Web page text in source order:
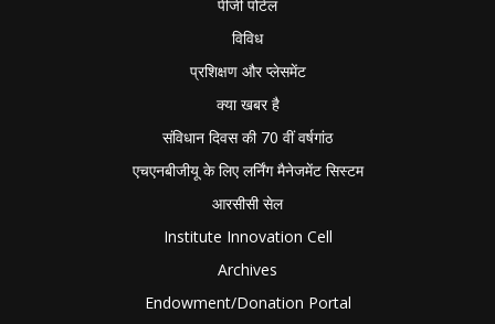
पीजी पोर्टल
विविध
प्रशिक्षण और प्लेसमेंट
क्या खबर है
संविधान दिवस की 70 वीं वर्षगांठ
एचएनबीजीयू के लिए लर्निंग मैनेजमेंट सिस्टम
आरसीसी सेल
Institute Innovation Cell
Archives
Endowment/Donation Portal